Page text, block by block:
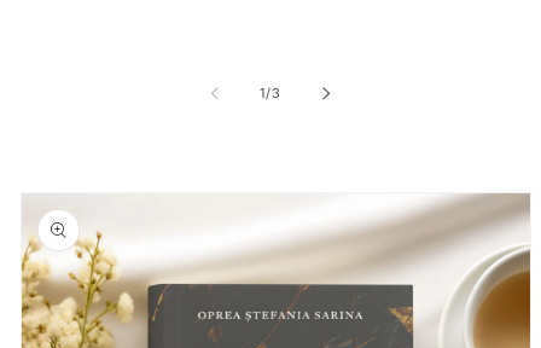
1/of
3
Skip to
product
information